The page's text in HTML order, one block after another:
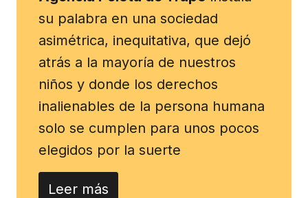
su palabra en una sociedad
asimétrica, inequitativa, que dejó
atrás a la mayoría de nuestros
niños y donde los derechos
inalienables de la persona humana
solo se cumplen para unos pocos
elegidos por la suerte
Leer más